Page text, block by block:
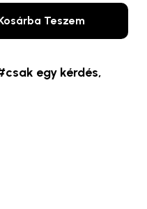
Teszem
egy kérdés,